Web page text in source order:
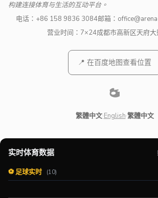
构建连接体育与生活的互动平台。
电话： +86 158 9836 3084邮箱：
营业时间：7×24成都市高新区天府
📍 在百度地图查看位置
繁體中文·English·繁體中文
实时体育数据
⚽ 足球实时 (10)